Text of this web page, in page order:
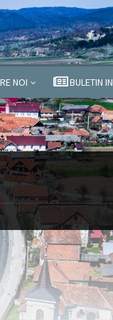
NOI BULETIN